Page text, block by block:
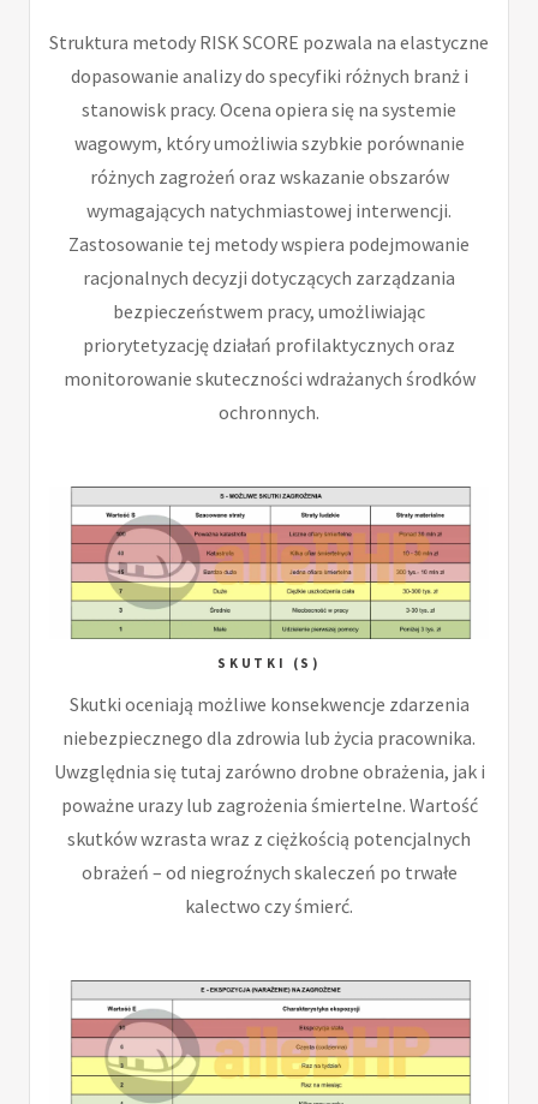
Struktura metody RISK SCORE pozwala na elastyczne
dopasowanie analizy do specyfiki różnych branż i
stanowisk pracy. Ocena opiera się na systemie
wagowym, który umożliwia szybkie porównanie
różnych zagrożeń oraz wskazanie obszarów
wymagających natychmiastowej interwencji.
Zastosowanie tej metody wspiera podejmowanie
racjonalnych decyzji dotyczących zarządzania
bezpieczeństwem pracy, umożliwiając
priorytetyzację działań profilaktycznych oraz
monitorowanie skuteczności wdrażanych środków
ochronnych.
SKUTKI (S)
Skutki oceniają możliwe konsekwencje zdarzenia
niebezpiecznego dla zdrowia lub życia pracownika.
Uwzględnia się tutaj zarówno drobne obrażenia, jak i
poważne urazy lub zagrożenia śmiertelne. Wartość
skutków wzrasta wraz z ciężkością potencjalnych
obrażeń – od niegroźnych skaleczeń po trwałe
kalectwo czy śmierć.